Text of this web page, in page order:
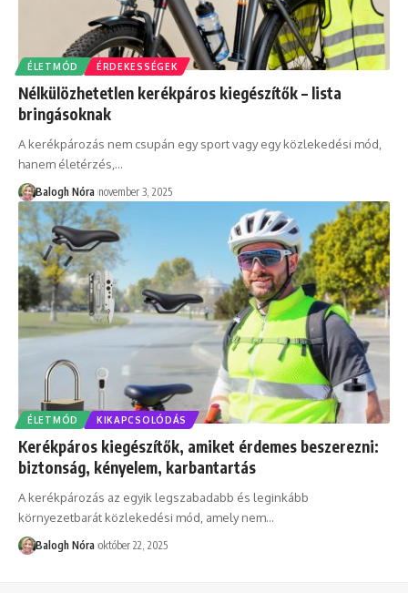
ÉLETMÓD ÉRDEKESSÉGEK
Nélkülözhetetlen kerékpáros kiegészítők – lista
bringásoknak
A kerékpározás nem csupán egy sport vagy egy közlekedési mód,
hanem életérzés, …
Balogh Nóra november 3, 2025
ÉLETMÓD KIKAPCSOLÓDÁS
Kerékpáros kiegészítők, amiket érdemes beszerezni:
biztonság, kényelem, karbantartás
A kerékpározás az egyik legszabadabb és leginkább
környezetbarát közlekedési mód, amely nem…
Balogh Nóra október 22, 2025